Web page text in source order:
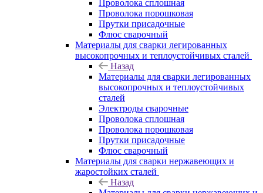
Проволока сплошная
Проволока порошковая
Прутки присадочные
Флюс сварочный
Материалы для сварки легированных
высокопрочных и теплоустойчивых сталей
Назад
Материалы для сварки легированных
высокопрочных и теплоустойчивых
сталей
Электроды сварочные
Проволока сплошная
Проволока порошковая
Прутки присадочные
Флюс сварочный
Материалы для сварки нержавеющих и
жаростойких сталей
Назад